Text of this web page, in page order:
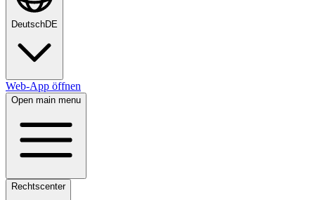
DeutschDE
Web-App öffnen
Open main menu
Rechtscenter